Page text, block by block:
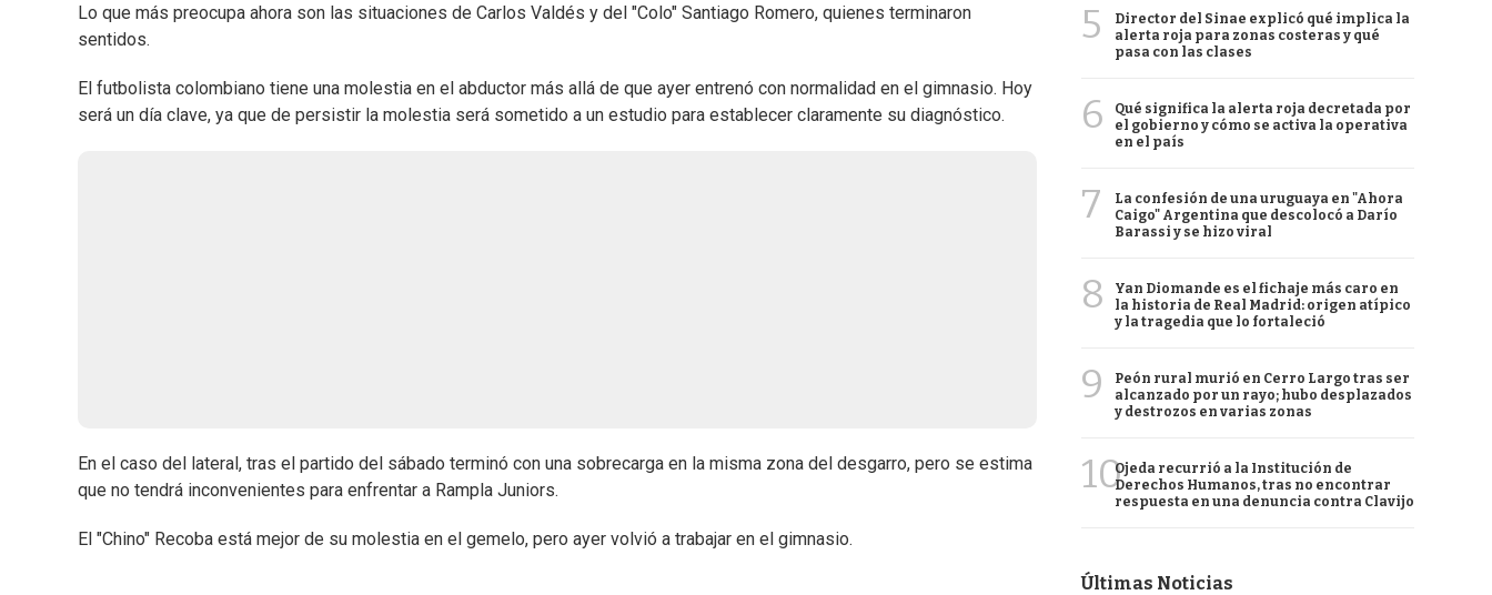
Lo que más preocupa ahora son las situaciones de Carlos Valdés y del "Colo" Santiago Romero, quienes terminaron
sentidos.
El futbolista colombiano tiene una molestia en el abductor más allá de que ayer entrenó con normalidad en el gimnasio. Hoy
será un día clave, ya que de persistir la molestia será sometido a un estudio para establecer claramente su diagnóstico.
En el caso del lateral, tras el partido del sábado terminó con una sobrecarga en la misma zona del desgarro, pero se estima
que no tendrá inconvenientes para enfrentar a Rampla Juniors.
El "Chino" Recoba está mejor de su molestia en el gemelo, pero ayer volvió a trabajar en el gimnasio.
5
Director del Sinae explicó qué implica la
alerta roja para zonas costeras y qué
pasa con las clases
6
Qué significa la alerta roja decretada por
el gobierno y cómo se activa la operativa
en el país
7
La confesión de una uruguaya en "Ahora
Caigo" Argentina que descolocó a Darío
Barassi y se hizo viral
8
Yan Diomande es el fichaje más caro en
la historia de Real Madrid: origen atípico
y la tragedia que lo fortaleció
9
Peón rural murió en Cerro Largo tras ser
alcanzado por un rayo; hubo desplazados
y destrozos en varias zonas
10Ojeda recurrió a la Institución de
Derechos Humanos, tras no encontrar
respuesta en una denuncia contra Clavijo
Últimas Noticias